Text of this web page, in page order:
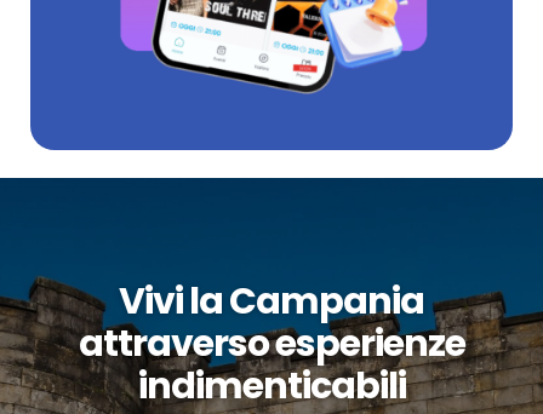
Vivi la Campania
attraverso esperienze
indimenticabili